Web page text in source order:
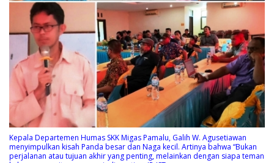
Kepala Departemen Humas SKK Migas Pamalu, Galih W. Agusetiawan
menyimpulkan kisah Panda besar dan Naga kecil. Artinya bahwa “Bukan
perjalanan atau tujuan akhir yang penting, melainkan dengan siapa teman